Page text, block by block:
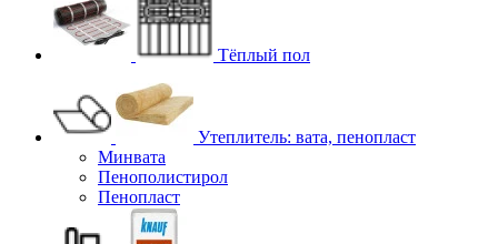
Тёплый пол
Утеплитель: вата, пенопласт
Минвата
Пенополистирол
Пенопласт